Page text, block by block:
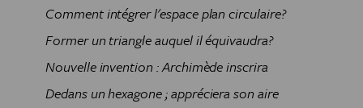
Comment intégrer l'espace plan circulaire?
Former un triangle auquel il équivaudra?
Nouvelle invention : Archimède inscrira
Dedans un hexagone ; appréciera son aire